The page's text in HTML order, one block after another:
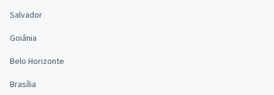
Salvador
Goiânia
Belo Horizonte
Brasília